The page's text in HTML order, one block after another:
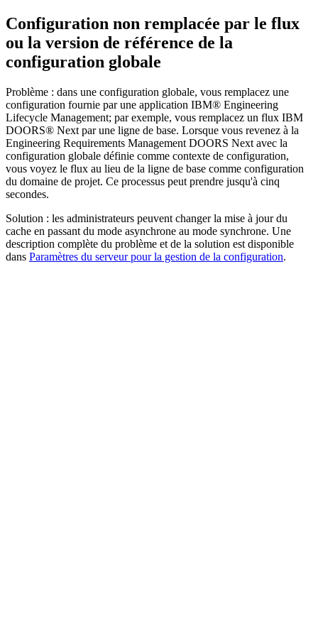
Configuration non remplacée par le flux
ou la version de référence de la
configuration globale
Problème : dans une configuration globale, vous remplacez une
configuration fournie par une application IBM® Engineering
Lifecycle Management; par exemple, vous remplacez un flux IBM
DOORS® Next par une ligne de base. Lorsque vous revenez à la
Engineering Requirements Management DOORS Next avec la
configuration globale définie comme contexte de configuration,
vous voyez le flux au lieu de la ligne de base comme configuration
du domaine de projet. Ce processus peut prendre jusqu'à cinq
secondes.
Solution : les administrateurs peuvent changer la mise à jour du
cache en passant du mode asynchrone au mode synchrone. Une
description complète du problème et de la solution est disponible
dans Paramètres du serveur pour la gestion de la configuration.